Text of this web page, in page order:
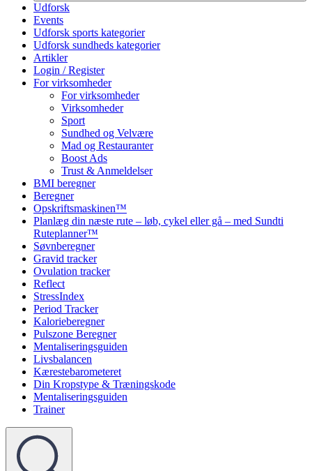
Udforsk
Events
Udforsk sports kategorier
Udforsk sundheds kategorier
Artikler
Login / Register
For virksomheder
For virksomheder
Virksomheder
Sport
Sundhed og Velvære
Mad og Restauranter
Boost Ads
Trust & Anmeldelser
BMI beregner
Beregner
Opskriftsmaskinen™
Planlæg din næste rute – løb, cykel eller gå – med Sundti
Ruteplanner™
Søvnberegner
Gravid tracker
Ovulation tracker
Reflect
StressIndex
Period Tracker
Kalorieberegner
Pulszone Beregner
Mentaliseringsguiden
Livsbalancen
Kærestebarometeret
Din Kropstype & Træningskode
Mentaliseringsguiden
Trainer